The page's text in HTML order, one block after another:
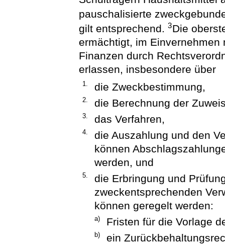
pauschalisierte
gilt entsprechend.3Die
ermächtigt, im
Finanzen durch
erlassen, insbesondere über
1. die Zweckbestimmung,
2. die Berechnung der
3. das Verfahren,
4.
die Auszahlung und den
können
werden, und
5.
die Erbringung und
zweckentsprechenden
können geregelt werden:
a) Fristen für die Vorlage
b)
ein